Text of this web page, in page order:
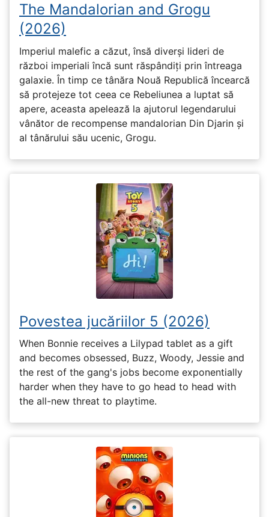
The Mandalorian and Grogu
(2026)
Imperiul malefic a căzut, însă diverși lideri de
război imperiali încă sunt răspândiți prin întreaga
galaxie. În timp ce tânăra Nouă Republică încearcă
să protejeze tot ceea ce Rebeliunea a luptat să
apere, aceasta apelează la ajutorul legendarului
vânător de recompense mandalorian Din Djarin și
al tânărului său ucenic, Grogu.
Povestea jucăriilor 5 (2026)
When Bonnie receives a Lilypad tablet as a gift
and becomes obsessed, Buzz, Woody, Jessie and
the rest of the gang's jobs become exponentially
harder when they have to go head to head with
the all-new threat to playtime.